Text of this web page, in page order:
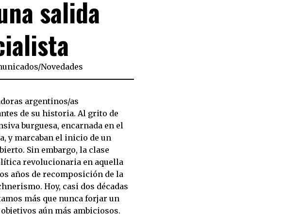
salida
/Novedades
argentinos/as
de su historia. Al grito de
burguesa, encarnada en el
y marcaban el inicio de un
Sin embargo, la clase
revolucionaria en aquella
años de recomposición de la
Hoy, casi dos décadas
más que nunca forjar un
aún más ambiciosos.